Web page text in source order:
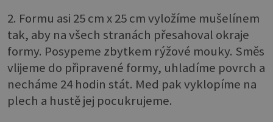
2. Formu asi 25 cm x 25 cm vyložíme mušelínem
tak, aby na všech stranách přesahoval okraje
formy. Posypeme zbytkem rýžové mouky. Směs
vlijeme do připravené formy, uhladíme povrch a
necháme 24 hodin stát. Med pak vyklopíme na
plech a hustě jej pocukrujeme.